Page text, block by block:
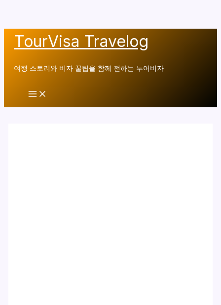
TourVisa Travelog
여행 스토리와 비자 꿀팁을 함께 전하는 투어비자
Main